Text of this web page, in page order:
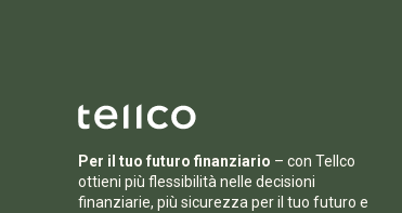
Per il tuo futuro finanziario – con Tellco
ottieni più flessibilità nelle decisioni
finanziarie, più sicurezza per il tuo futuro e